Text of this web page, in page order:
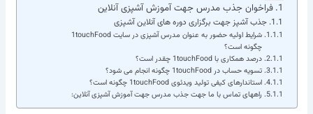
فراخوان جذب مدرس جهت آموزش آشپزی آنلاین
جذب آشپز جهت برگزاری دوره های آنلاین آشپزی
شرایط اولیه حضور به عنوان مدرس آشپزی در سایت 1touchFood
چگونه است؟
درصد همکاری با 1touchFood چقدر است؟
تسویه حساب در 1touchFood چگونه انجام می شود؟
استاندارهای کیفی تولید ویدئوی 1touchFood چگونه است؟
راههای تماس با ما جهت جذب مدرس جهت آموزش آشپزی آنلاین: